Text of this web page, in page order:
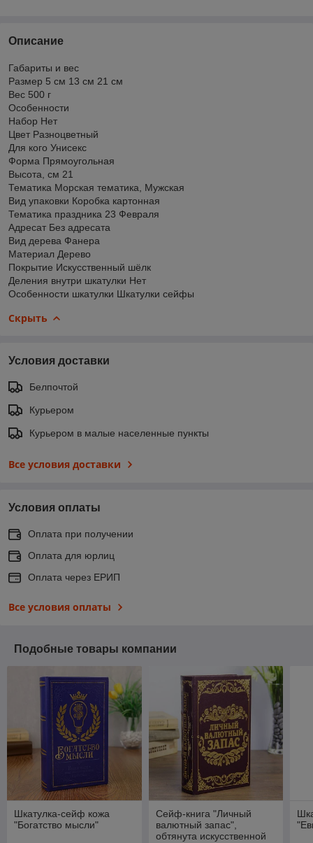
Описание
Габариты и вес
Размер 5 см 13 см 21 см
Вес 500 г
Особенности
Набор Нет
Цвет Разноцветный
Для кого Унисекс
Форма Прямоугольная
Высота, см 21
Тематика Морская тематика, Мужская
Вид упаковки Коробка картонная
Тематика праздника 23 Февраля
Адресат Без адресата
Вид дерева Фанера
Материал Дерево
Покрытие Искусственный шёлк
Деления внутри шкатулки Нет
Особенности шкатулки Шкатулки сейфы
Скрыть
Условия доставки
Белпочтой
Курьером
Курьером в малые населенные пункты
Все условия доставки
Условия оплаты
Оплата при получении
Оплата для юрлиц
Оплата через ЕРИП
Все условия оплаты
Подобные товары компании
Шкатулка-сейф кожа
"Богатство мысли"
Сейф-книга "Личный
валютный запас",
обтянута искусственной